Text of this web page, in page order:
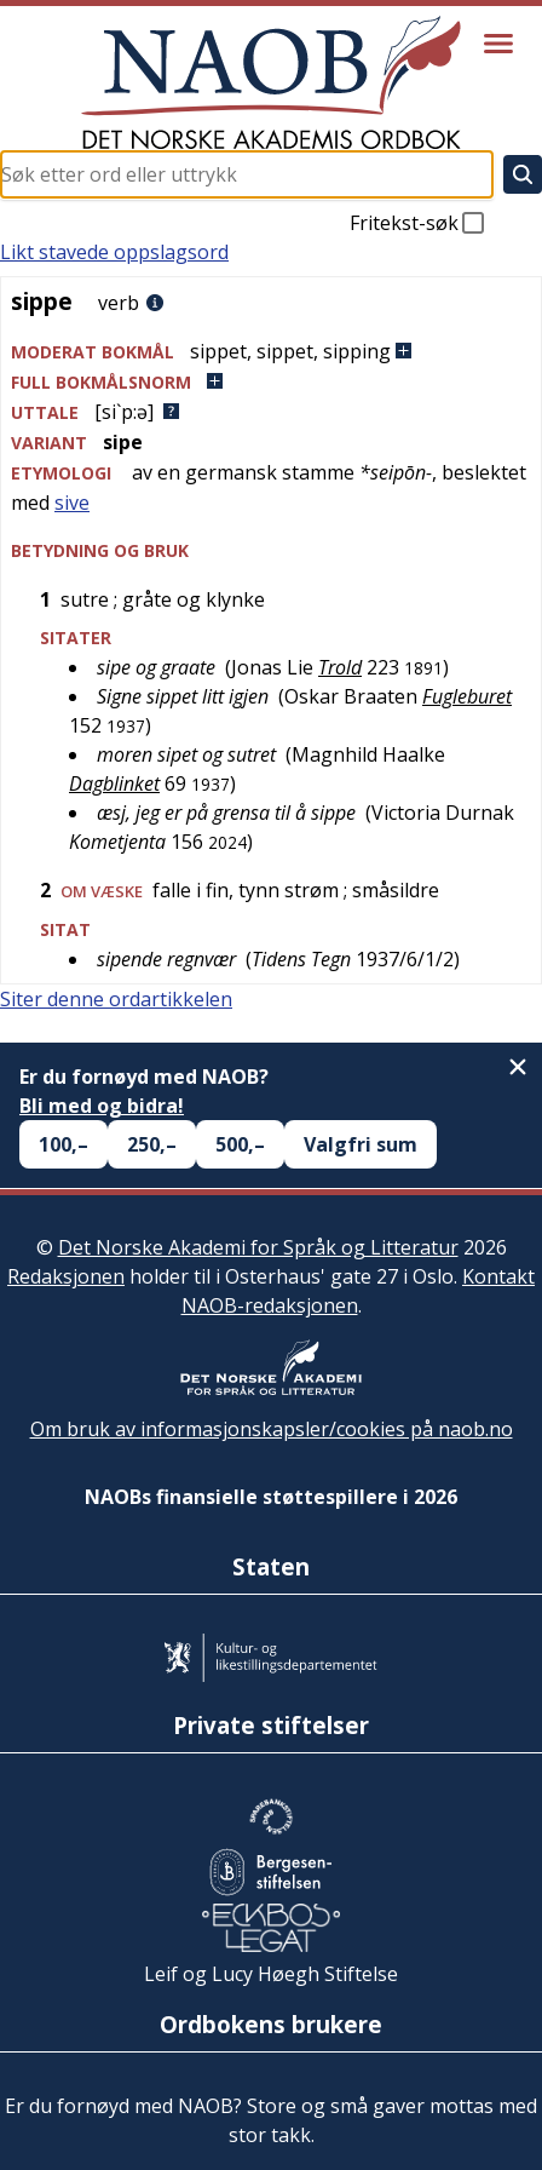
Fritekst-søk
sippe
Likt stavede oppslagsord
sippe verb
MODERAT BOKMÅL sippet, sippet, sipping
FULL BOKMÅLSNORM
UTTALE
[si`p:ə]
VARIANT sipe
ETYMOLOGI av en germanskstamme *seipōn-, beslektet
med sive
BETYDNING OG BRUK
1 sutre ; gråte og klynke
SITATER
sipe og graate (Jonas Lie Trold 223 1891)
Signe sippet litt igjen (Oskar Braaten Fugleburet
152 1937)
moren sipet og sutret (Magnhild Haalke
Dagblinket69 1937)
æsj, jeg er på grensa til å sippe (Victoria Durnak
Kometjenta 156 2024)
2 OM VÆSKE falle i fin, tynn strøm ; småsildre
SITAT
sipende regnvær (Tidens Tegn 1937/6/1/2)
Siter denne ordartikkelen
Er du fornøyd med NAOB?
Bli med og bidra!
100,–
250,– 500,– Valgfri sum
© Det Norske Akademi for Språk og Litteratur2026
Redaksjonen holder til i Osterhaus' gate 27 i Oslo. Kontakt
NAOB-redaksjonen.
Om bruk av informasjonskapsler/cookies på naob.no
NAOBs finansielle støttespillere i 2026
Staten
Private stiftelser
Leif og Lucy Høegh Stiftelse
Ordbokens brukere
Er du fornøyd med NAOB? Store og små gaver mottas med
stor takk.